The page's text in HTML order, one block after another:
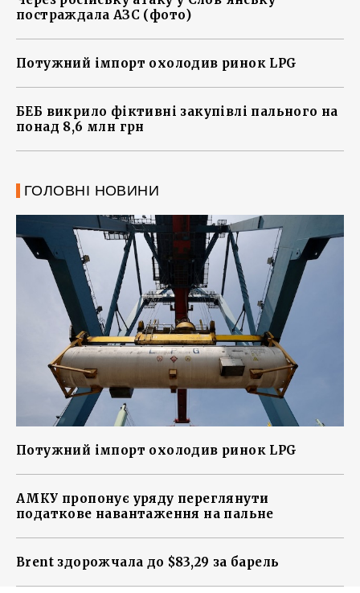
постраждала АЗС (фото)
Потужний імпорт охолодив ринок LPG
БЕБ викрило фіктивні закупівлі пального на
понад 8,6 млн грн
ГОЛОВНІ НОВИНИ
Потужний імпорт охолодив ринок LPG
АМКУ пропонує уряду переглянути
податкове навантаження на пальне
Brent здорожчала до $83,29 за барель